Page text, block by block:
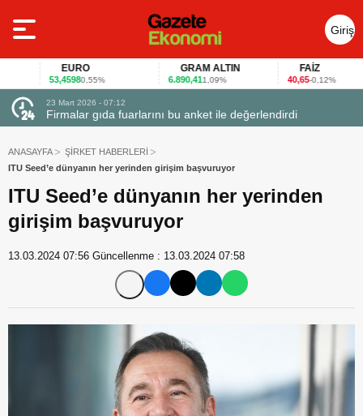
Giriş
Yap
EURO
53,45980,55%
GRAM ALTIN
6.890,411,09% -0,12%
23 Mart 2026 - 07:12
Firmalar gıda fuarlarını bu anket ile değerlendirdi
ANASAYFA
ŞİRKET HABERLERİ
ITU Seed’e dünyanın her yerinden girişim başvuruyor
ITU Seed’e dünyanın her yerinden
girişim başvuruyor
13.03.2024 07:56 Güncellenme : 13.03.2024 07:58